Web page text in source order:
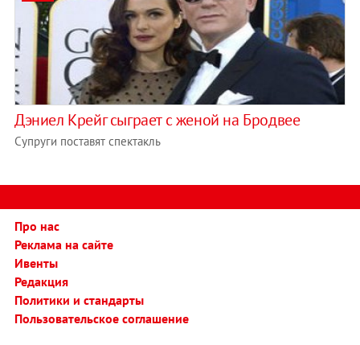
Дэниел Крейг сыграет с женой на Бродвее
Cупруги поставят спектакль
Про нас
Реклама на сайте
Ивенты
Редакция
Политики и стандарты
Пользовательское соглашение